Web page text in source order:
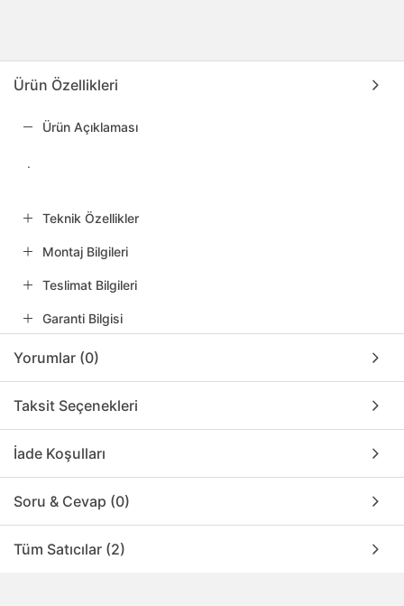
Ürün Özellikleri
Ürün Açıklaması
.
Teknik Özellikler
Montaj Bilgileri
Teslimat Bilgileri
Garanti Bilgisi
Yorumlar (0)
Taksit Seçenekleri
İade Koşulları
Soru & Cevap (0)
Tüm Satıcılar (2)